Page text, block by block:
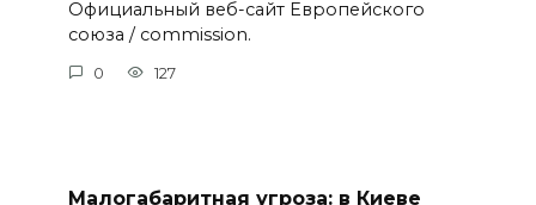
Официальный веб-сайт Европейского
союза / commission.
0 127
Малогабаритная угроза: в Киеве